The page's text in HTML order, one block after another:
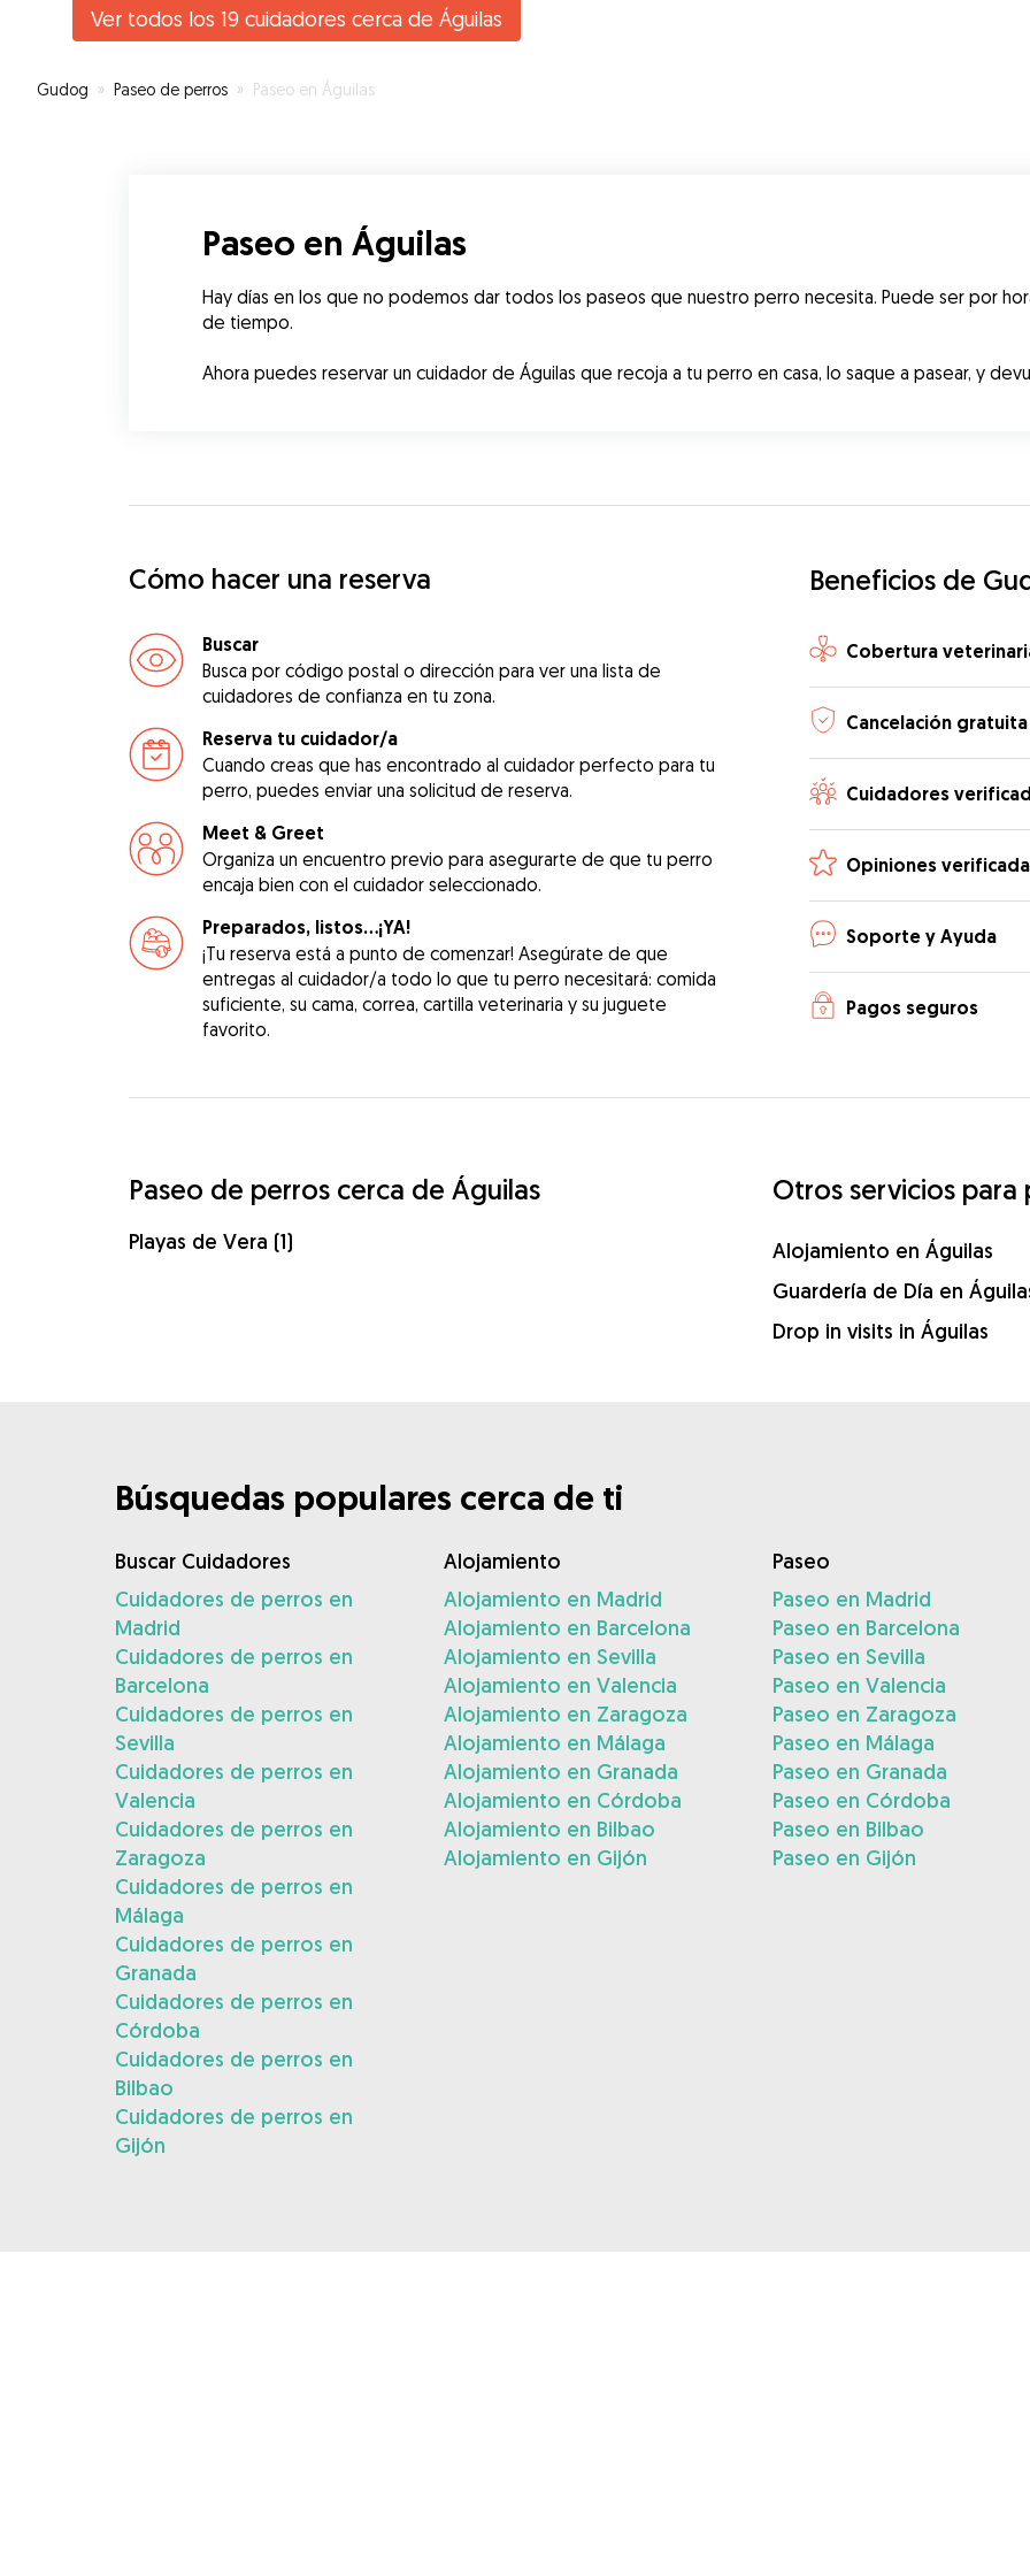
debe ser un angelito a quien Dios en vez de alas le dio
cuatro patitas, a sido paciente, cariñoso y juguetón con
hasta de sus juguetes… una excelente y ejemplar
compañía para cualquier otro perrito. David es una
Ver todos los 19 cuidadores cerca de Águilas
Gudog » Paseo de perros » Paseo en Águilas
Paseo en Águilas
Hay días en los que no podemos dar todos los paseos que nuestro perro necesita. Puede ser por
de tiempo.
Ahora puedes reservar un cuidador de Águilas que recoja a tu perro en casa, lo saque a pasear, y
Cómo hacer una reserva
Buscar
Busca por código postal o dirección para ver una lista de
cuidadores de confianza en tu zona.
Reserva tu cuidador/a
Cuando creas que has encontrado al cuidador perfecto para tu
perro, puedes enviar una solicitud de reserva.
Meet & Greet
Organiza un encuentro previo para asegurarte de que tu perro
encaja bien con el cuidador seleccionado.
Preparados, listos...¡YA!
¡Tu reserva está a punto de comenzar! Asegúrate de que
entregas al cuidador/a todo lo que tu perro necesitará: comida
suficiente, su cama, correa, cartilla veterinaria y su juguete
favorito.
Beneficios de
Cobertura
Cancelación gratuita
Cuidadores
Opiniones
Soporte y Ayuda
Pagos seguros
Paseo de perros cerca de Águilas
Playas de Vera (1)
Otros servicios para
Alojamiento en Águilas
Guardería de Día en
Drop in visits in Águilas
Búsquedas populares cerca de ti
Buscar Cuidadores
Cuidadores de perros en
Madrid
Cuidadores de perros en
Barcelona
Cuidadores de perros en
Sevilla
Cuidadores de perros en
Valencia
Cuidadores de perros en
Zaragoza
Cuidadores de perros en
Málaga
Cuidadores de perros en
Granada
Cuidadores de perros en
Córdoba
Cuidadores de perros en
Bilbao
Cuidadores de perros en
Gijón
Alojamiento
Alojamiento en Madrid
Alojamiento en Barcelona
Alojamiento en Sevilla
Alojamiento en Valencia
Alojamiento en Zaragoza
Alojamiento en Málaga
Alojamiento en Granada
Alojamiento en Córdoba
Alojamiento en Bilbao
Alojamiento en Gijón
Paseo
Paseo en Madrid
Paseo en Barcelona
Paseo en Sevilla
Paseo en Valencia
Paseo en Zaragoza
Paseo en Málaga
Paseo en Granada
Paseo en Córdoba
Paseo en Bilbao
Paseo en Gijón